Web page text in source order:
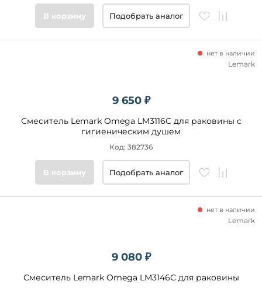
В корзину Подобрать аналог
9 650 ₽
Смеситель Lemark Omega LM3116C для раковины с
гигиеническим душем
нет в наличии
Код: 382736
Lemark
В корзину Подобрать аналог
9 080 ₽
Смеситель Lemark Omega LM3146C для раковины
нет в наличии
Lemark